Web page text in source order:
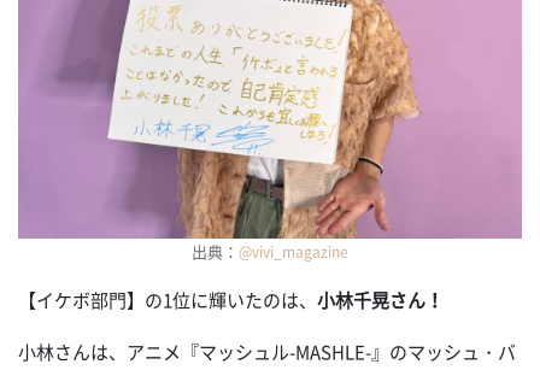
出典： @vivi_magazine
【イケボ部門】の1位に輝いたのは、 小林千晃さん！
小林さんは、アニメ『マッシュル-MASHLE-』のマッシュ・バ